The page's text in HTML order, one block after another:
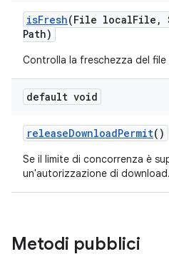
isFresh(File localFile ,
Path)
Controlla la freschezza del file
default void
releaseDownloadPermit()
Se il limite di concorrenza è
un'autorizzazione di download.
Metodi pubblici